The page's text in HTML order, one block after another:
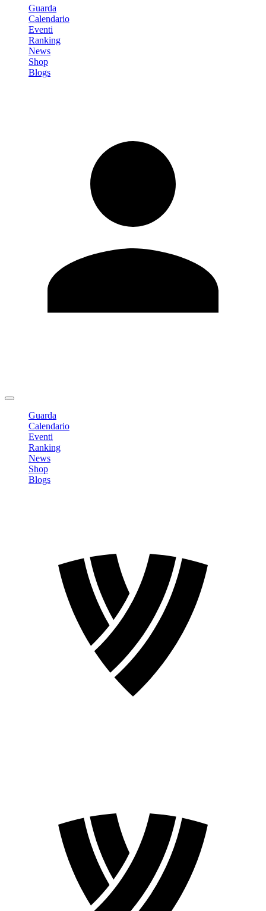
Guarda
Calendario
Eventi
Ranking
News
Shop
Blogs
Guarda
Calendario
Eventi
Ranking
News
Shop
Blogs